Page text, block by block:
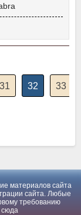
31 32 33
материалов сайта
сайта. Любые
требованию
сюда